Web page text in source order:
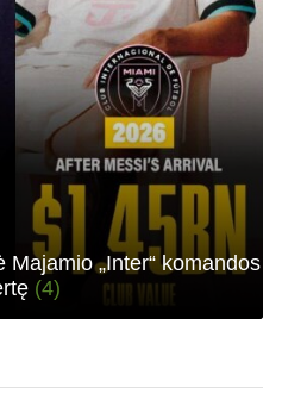
„Inter“ komandos
(4)